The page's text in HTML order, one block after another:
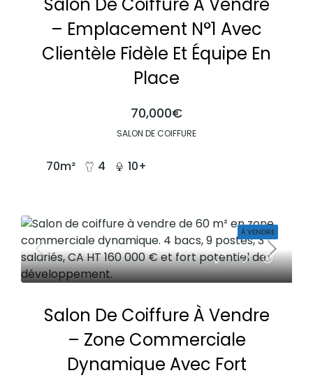
– Emplacement N°1 Avec
Clientèle Fidèle Et Équipe En
Place
70,000€
SALON DE COIFFURE
70m² 4 10+
À VENDRE
Salon De Coiffure À Vendre
– Zone Commerciale
Dynamique Avec Fort